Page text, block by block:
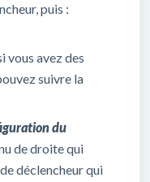
puis :
vous avez des
suivre la
du
de droite qui
déclencheur qui